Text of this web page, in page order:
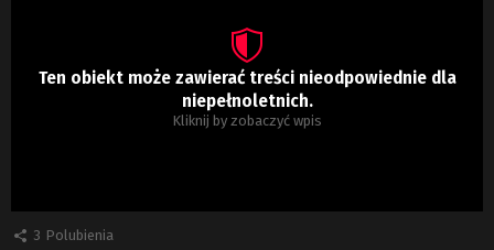
Ten obiekt może zawierać treści nieodpowiednie dla
niepełnoletnich.
Kliknij by zobaczyć wpis
3 Polubienia